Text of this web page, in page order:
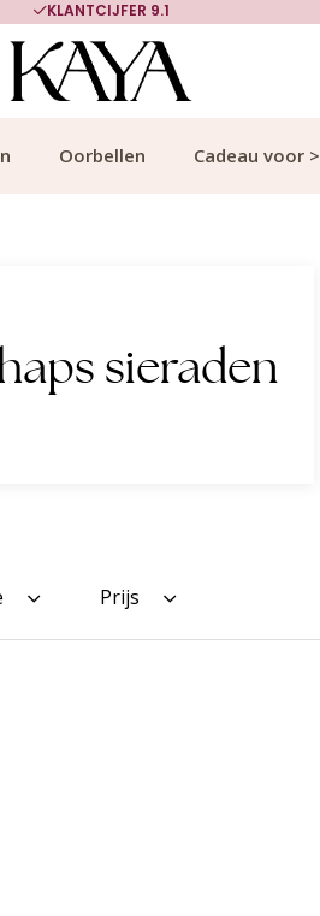
KLANTCIJFER 9.1
Oorbellen Cadeau voor >
sieraden
Prijs